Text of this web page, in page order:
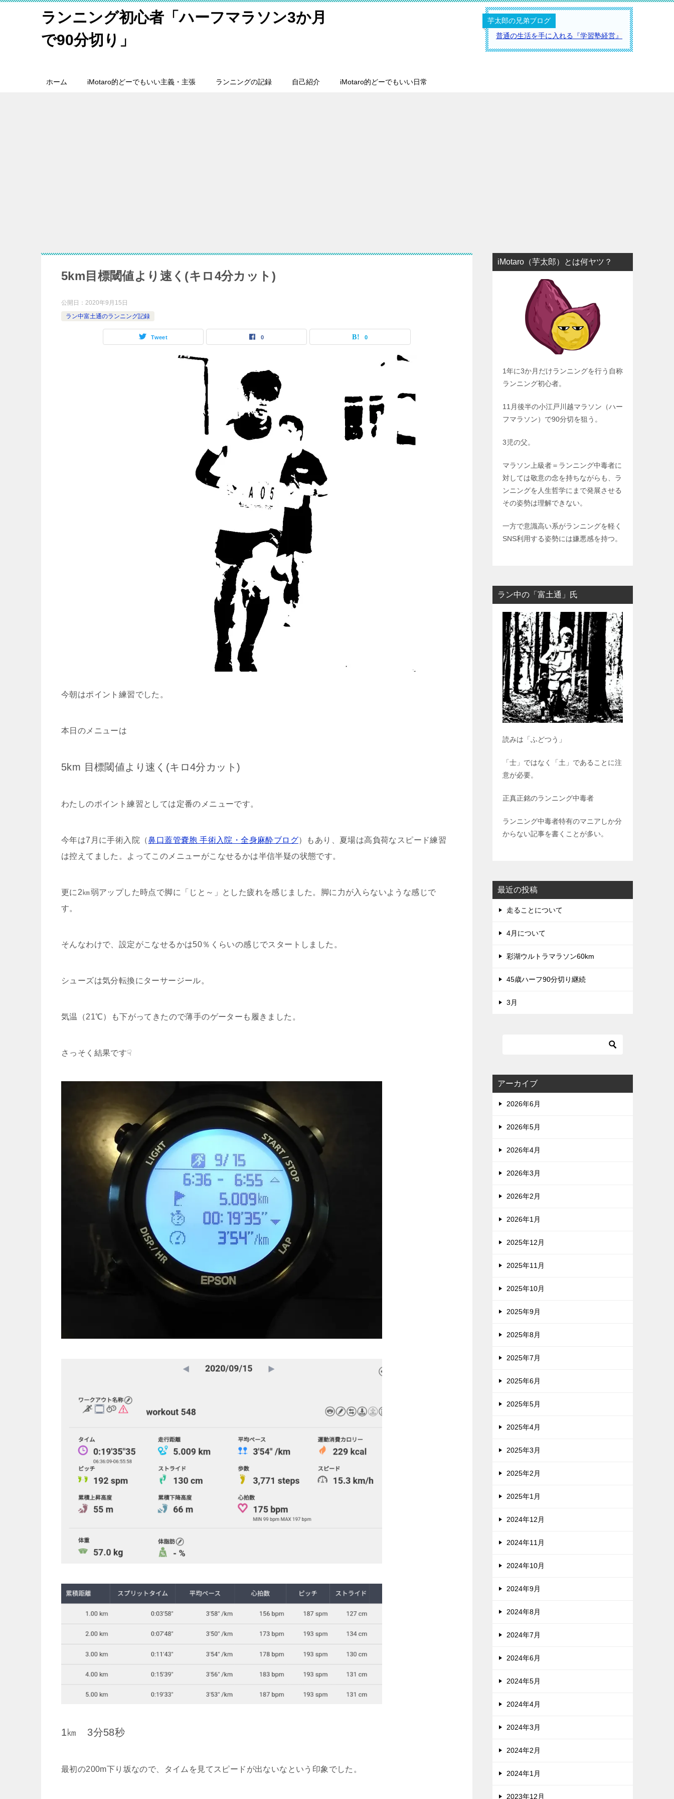
ランニング初心者「ハーフマラソン3か月
で90分切り」
芋太郎の兄弟ブログ
普通の生活を手に入れる『学習塾経営』
ホーム iMotaro的どーでもいい主義・主張 ランニングの記録 自己紹介 iMotaro的どーでもいい日常
5km目標閾値より速く(キロ4分カット)
公開日： 2020年9月15日
ラン中富土通のランニング記録
Tweet 0 0
今朝はポイント練習でした。
本日のメニューは
5km 目標閾値より速く(キロ4分カット)
わたしのポイント練習としては定番のメニューです。
今年は7月に手術入院（鼻口蓋管嚢胞 手術入院・全身麻酔ブログ）もあり、夏場は高負荷なスピード練習
は控えてました。よってこのメニューがこなせるかは半信半疑の状態です。
更に2㎞弱アップした時点で脚に「じと～」とした疲れを感じました。脚に力が入らないような感じで
す。
そんなわけで、設定がこなせるかは50％くらいの感じでスタートしました。
シューズは気分転換にターサージール。
気温（21℃）も下がってきたので薄手のゲーターも履きました。
さっそく結果です☟
1㎞ 3分58秒
最初の200m下り坂なので、タイムを見てスピードが出ないなという印象でした。
iMotaro（芋太郎）とは何ヤツ？
1年に3か月だけランニングを行う自称
ランニング初心者。
11月後半の小江戸川越マラソン（ハー
フマラソン）で90分切を狙う。
3児の父。
マラソン上級者＝ランニング中毒者に
対しては敬意の念を持ちながらも、ラ
ンニングを人生哲学にまで発展させる
その姿勢は理解できない。
一方で意識高い系がランニングを軽く
SNS利用する姿勢には嫌悪感を持つ。
ラン中の「富土通」氏
読みは「ふどつう」
「士」ではなく「土」であることに注
意が必要。
正真正銘のランニング中毒者
ランニング中毒者特有のマニアしか分
からない記事を書くことが多い。
最近の投稿
走ることについて
4月について
彩湖ウルトラマラソン60km
45歳ハーフ90分切り継続
3月
アーカイブ
2026年6月
2026年5月
2026年4月
2026年3月
2026年2月
2026年1月
2025年12月
2025年11月
2025年10月
2025年9月
2025年8月
2025年7月
2025年6月
2025年5月
2025年4月
2025年3月
2025年2月
2025年1月
2024年12月
2024年11月
2024年10月
2024年9月
2024年8月
2024年7月
2024年6月
2024年5月
2024年4月
2024年3月
2024年2月
2024年1月
2023年12月